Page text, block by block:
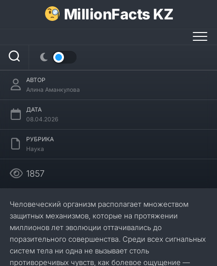
MillionFacts KZ
АВТОР
Алина Аманкулова
ДАТА
08.04.2026
РУБРИКА
Наука
1857
Человеческий организм располагает множеством
защитных механизмов, которые на протяжении
миллионов лет эволюции оттачивались до
поразительного совершенства. Среди всех сигнальных
систем тела ни одна не вызывает столь
противоречивых чувств, как болевое ощущение —